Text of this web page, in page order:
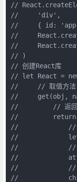
//
//     'div',
//     { id:
//
//
// )
// 创建React库
// let React =
//     // 取值方法
//     get(obj,
//         // 返回
//         return
//             // 创
//             let
//             // 遍
//             attrs
//             // 遍
//